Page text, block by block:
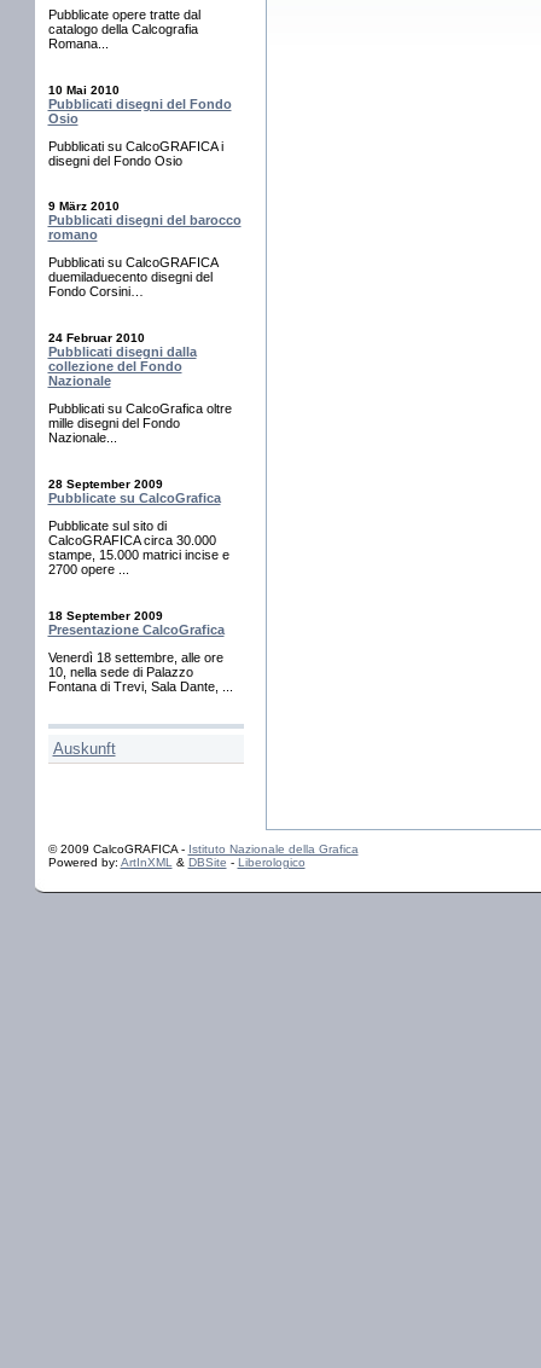
Pubblicate opere tratte dal
catalogo della Calcografia
Romana...
10 Mai 2010
Pubblicati disegni del Fondo
Osio
Pubblicati su CalcoGRAFICA i
disegni del Fondo Osio
9 März 2010
Pubblicati disegni del barocco
romano
Pubblicati su CalcoGRAFICA
duemiladuecento disegni del
Fondo Corsini…
24 Februar 2010
Pubblicati disegni dalla
collezione del Fondo
Nazionale
Pubblicati su CalcoGrafica oltre
mille disegni del Fondo
Nazionale...
28 September 2009
Pubblicate su CalcoGrafica
Pubblicate sul sito di
CalcoGRAFICA circa 30.000
stampe, 15.000 matrici incise e
2700 opere ...
18 September 2009
Presentazione CalcoGrafica
Venerdì 18 settembre, alle ore
10, nella sede di Palazzo
Fontana di Trevi, Sala Dante, ...
Auskunft
© 2009 CalcoGRAFICA - Istituto Nazionale della Grafica
Powered by: ArtInXML& DBSite - Liberologico